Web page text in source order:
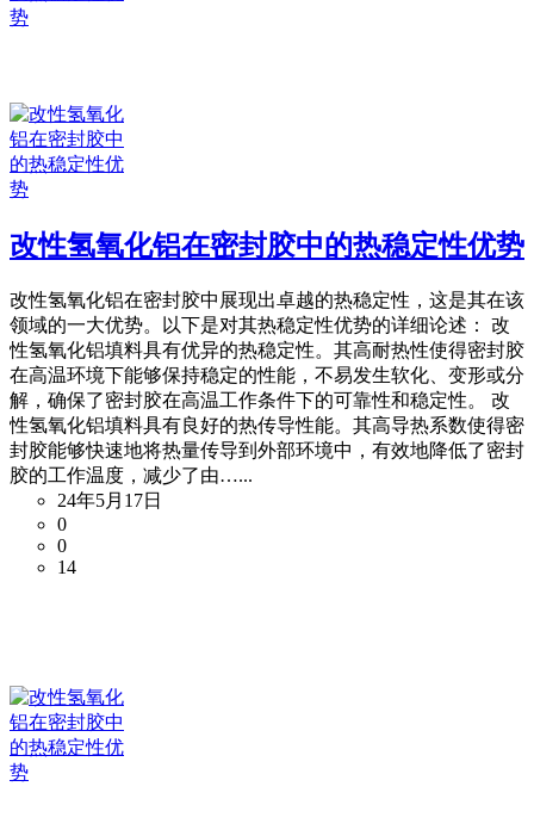
改性氢氧化铝在密封胶中的热稳定性优势
改性氢氧化铝在密封胶中展现出卓越的热稳定性，这是其在该
领域的一大优势。以下是对其热稳定性优势的详细论述： 改
性氢氧化铝填料具有优异的热稳定性。其高耐热性使得密封胶
在高温环境下能够保持稳定的性能，不易发生软化、变形或分
解，确保了密封胶在高温工作条件下的可靠性和稳定性。 改
性氢氧化铝填料具有良好的热传导性能。其高导热系数使得密
封胶能够快速地将热量传导到外部环境中，有效地降低了密封
胶的工作温度，减少了由…...
24年5月17日
0
0
14